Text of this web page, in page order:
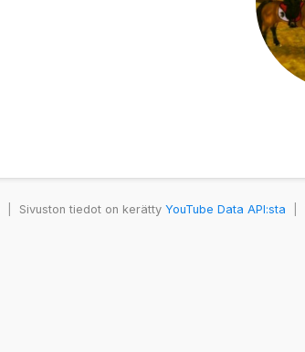
Sivuston tiedot on kerätty YouTube Data API:sta